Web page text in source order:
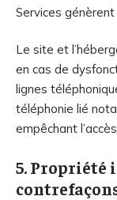
Services
Le site et
en cas de
lignes
téléphonie lié
empêchant
5. Propriété